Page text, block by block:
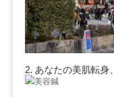
2. ⁤あなたの美肌転身